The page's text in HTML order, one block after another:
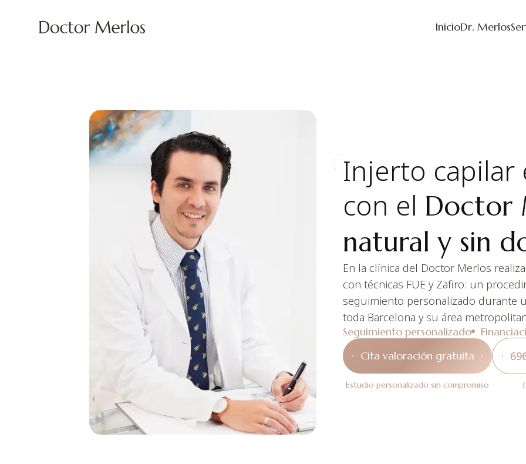
InicioDr. Merlos
Injerto capilar
con el Doctor
natural y sin
En la clínica del Doctor Merlos
con técnicas FUE y Zafiro: un
seguimiento personalizado durante
toda Barcelona y su área
Seguimiento personalizado
Cita valoración gratuita
Estudio personalizado sin compromiso